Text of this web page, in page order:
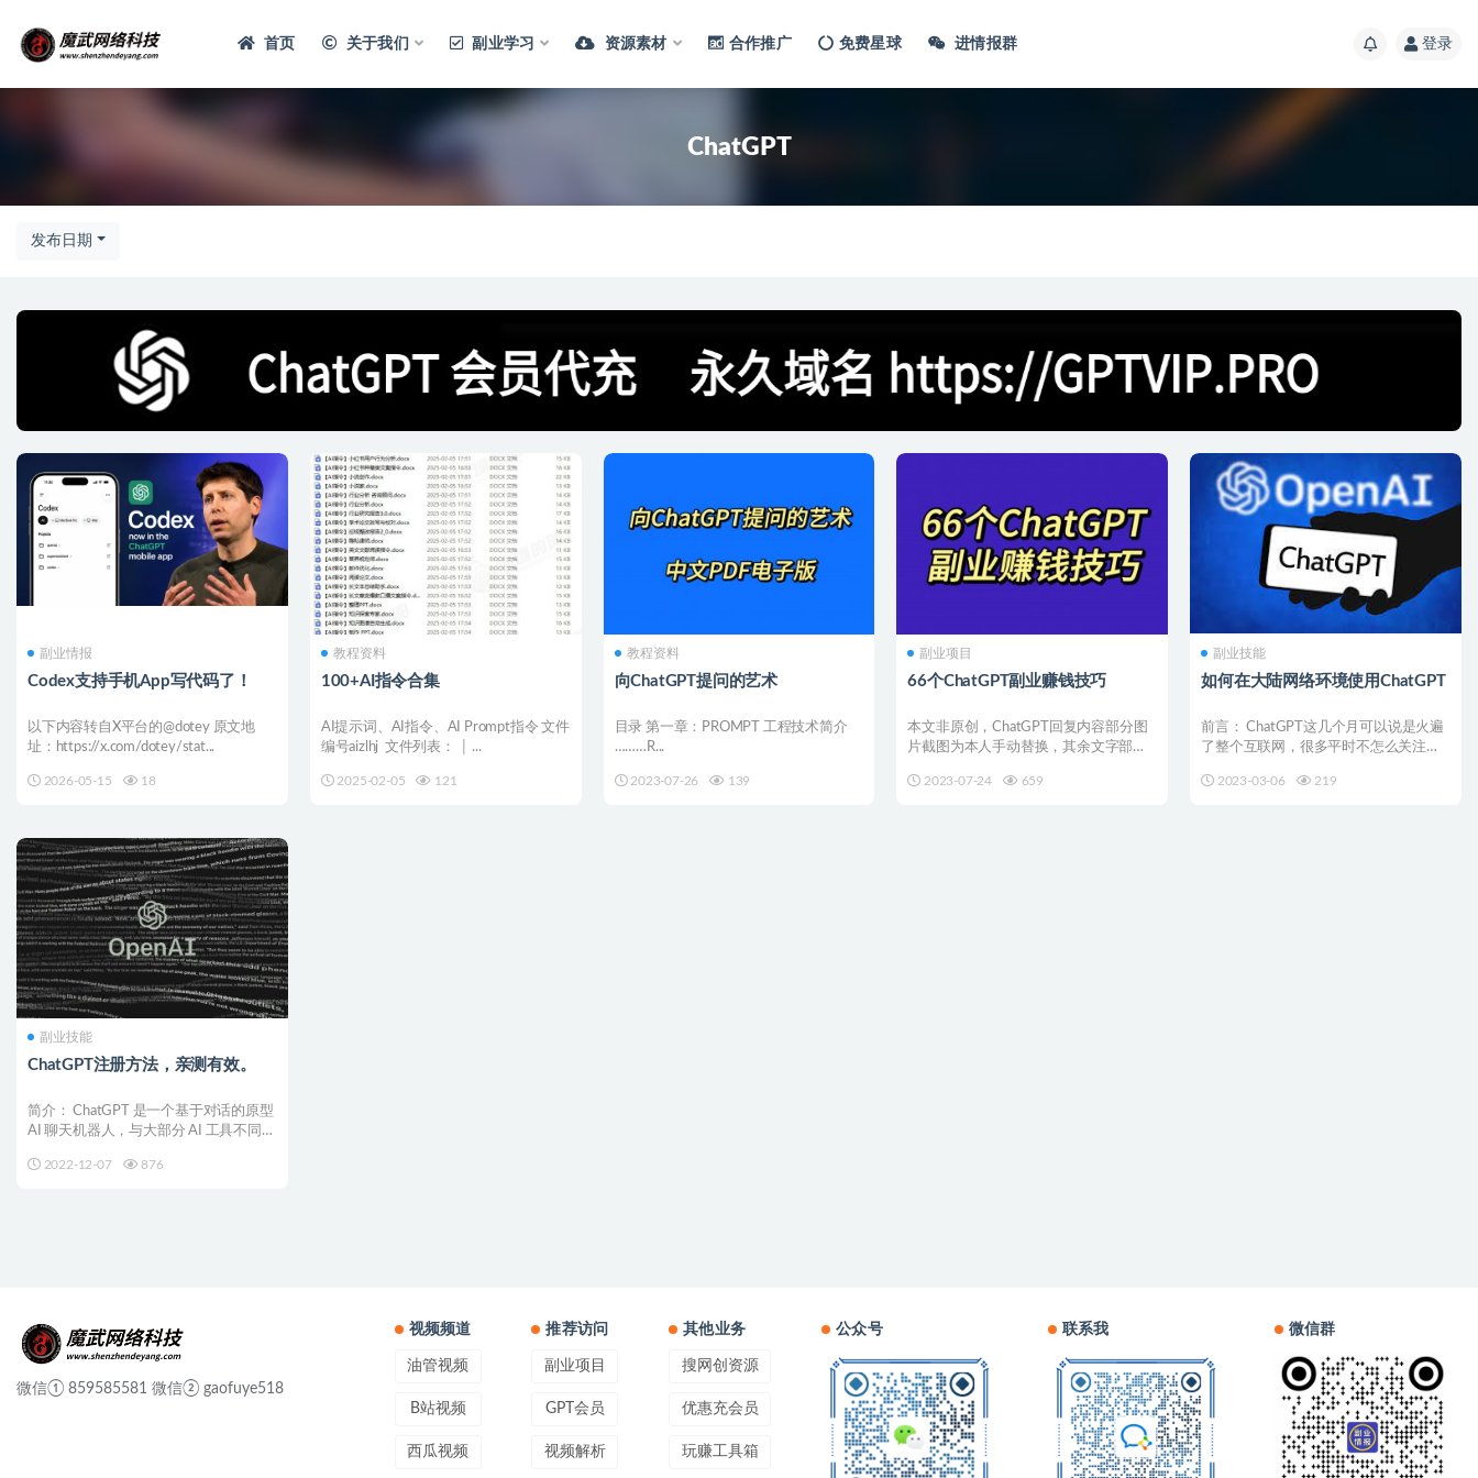
首页 关于我们 副业学习 资源素材 合作推广 免费星球 进情报群 登录
ChatGPT
发布日期
副业情报
Codex支持手机App写代码了！
以下内容转自X平台的@dotey 原文地
址：https://x.com/dotey/stat...
2026-05-15 18
教程资料
100+AI指令合集
AI提示词、AI指令、AI Prompt指令 文件
编号aizlhj ​​​ 文件列表： │ ...
2025-02-05 121
教程资料
向ChatGPT提问的艺术
目录 第一章：PROMPT 工程技术简介
………R...
2023-07-26 139
副业项目
66个ChatGPT副业赚钱技巧
本文非原创，ChatGPT回复内容部分图
片截图为本人手动替换，其余文字部分
2023-07-24
659
副业技能
如何在大陆网络环境使用ChatGPT
前言： ChatGPT这几个月可以说是火遍
了整个互联网，很多平时不怎么关注互
2023-03-06
219
副业技能
ChatGPT注册方法，亲测有效。
简介： ChatGPT 是一个基于对话的原型
AI 聊天机器人，与大部分 AI 工具不同，
2022-12-07
876
微信① 859585581 微信② gaofuye518
视频频道
油管视频
B站视频
西瓜视频
推荐访问
副业项目
GPT会员
视频解析
其他业务
搜网创资源
优惠充会员
玩赚工具箱
公众号 联系我 微信群